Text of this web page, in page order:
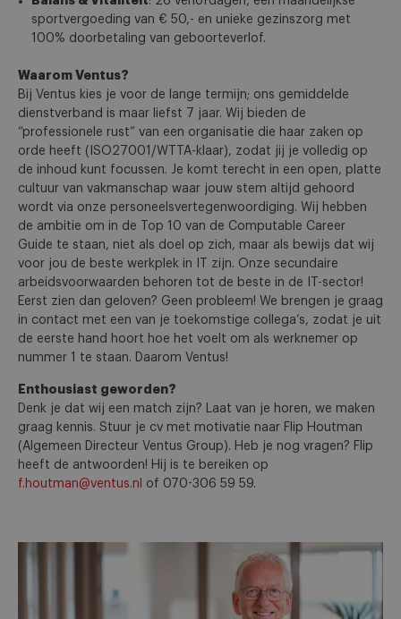
sportvergoeding van € 50,- en unieke gezinszorg met
100% doorbetaling van geboorteverlof.
Waarom Ventus?
Bij Ventus kies je voor de lange termijn; ons gemiddelde
dienstverband is maar liefst 7 jaar. Wij bieden de
“professionele rust” van een organisatie die haar zaken op
orde heeft (ISO27001/WTTA-klaar), zodat jij je volledig op
de inhoud kunt focussen. Je komt terecht in een open, platte
cultuur van vakmanschap waar jouw stem altijd gehoord
wordt via onze personeelsvertegenwoordiging. Wij hebben
de ambitie om in de Top 10 van de Computable Career
Guide te staan, niet als doel op zich, maar als bewijs dat wij
voor jou de beste werkplek in IT zijn. Onze secundaire
arbeidsvoorwaarden behoren tot de beste in de IT-sector!
Eerst zien dan geloven? Geen probleem! We brengen je graag
in contact met een van je toekomstige collega’s, zodat je uit
de eerste hand hoort hoe het voelt om als werknemer op
nummer 1 te staan. Daarom Ventus!
Enthousiast geworden?
Denk je dat wij een match zijn? Laat van je horen, we maken
graag kennis. Stuur je cv met motivatie naar Flip Houtman
(Algemeen Directeur Ventus Group). Heb je nog vragen? Flip
heeft de antwoorden! Hij is te bereiken op
f.houtman@ventus.nl
of 070-306 59 59.